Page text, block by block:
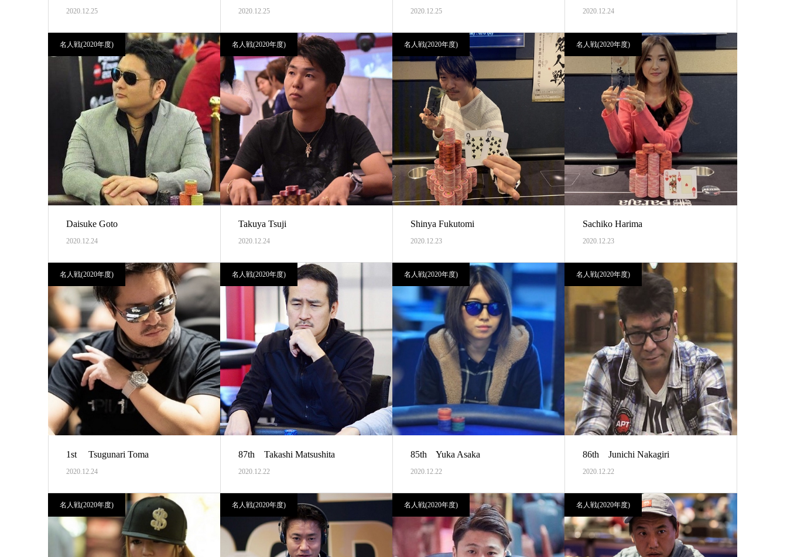
2020.12.25 2020.12.25 2020.12.25 2020.12.24
名人戦(2020年度)
Daisuke Goto
2020.12.24
名人戦(2020年度)
Takuya Tsuji
2020.12.24
名人戦(2020年度)
Shinya Fukutomi
2020.12.23
名人戦(2020年度)
Sachiko Harima
2020.12.23
名人戦(2020年度)
1st Tsugunari Toma
2020.12.24
名人戦(2020年度)
87th Takashi Matsushita
2020.12.22
名人戦(2020年度)
85th Yuka Asaka
2020.12.22
名人戦(2020年度)
86th Junichi Nakagiri
2020.12.22
名人戦(2020年度) 名人戦(2020年度) 名人戦(2020年度) 名人戦(2020年度)